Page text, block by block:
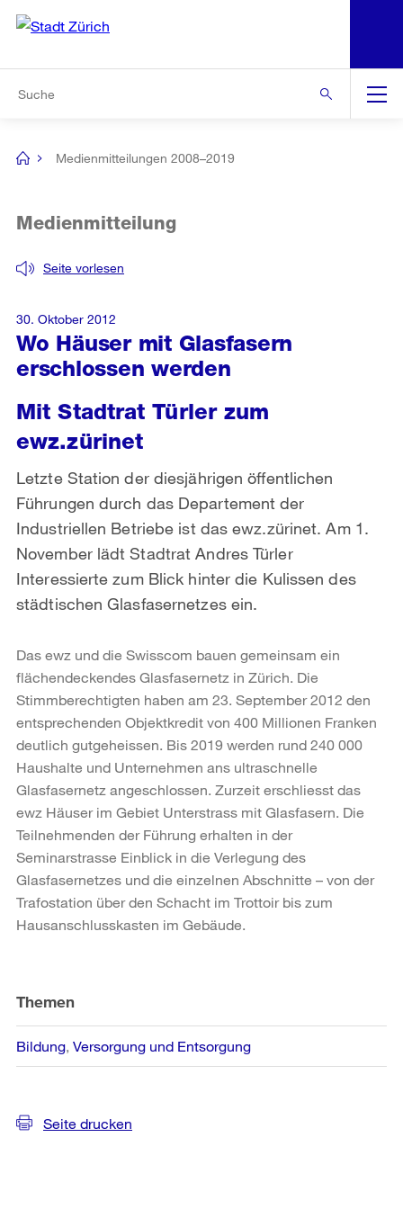
Navigation
[no
Medienmitteilungen 2008–2019
Wo Häuser mit Glasfasern
erschlossen werden
Seite vorlesen
Medienmitteilung
Mit Stadtrat Türler zum
ewz.zürinet
Letzte Station der diesjährigen öffentlichen
Führungen durch das Departement der
Industriellen Betriebe ist das ewz.zürinet. Am 1.
November lädt Stadtrat Andres Türler
Interessierte zum Blick hinter die Kulissen des
städtischen Glasfasernetzes ein.
30. Oktober 2012
Das ewz und die Swisscom bauen gemeinsam ein
flächendeckendes Glasfasernetz in Zürich. Die
Stimmberechtigten haben am 23. September 2012 den
entsprechenden Objektkredit von 400 Millionen Franken
deutlich gutgeheissen. Bis 2019 werden rund 240 000
Haushalte und Unternehmen ans ultraschnelle
Glasfasernetz angeschlossen. Zurzeit erschliesst das
ewz Häuser im Gebiet Unterstrass mit Glasfasern. Die
Teilnehmenden der Führung erhalten in der
Seminarstrasse Einblick in die Verlegung des
Glasfasernetzes und die einzelnen Abschnitte – von der
Trafostation über den Schacht im Trottoir bis zum
Hausanschlusskasten im Gebäude.
Informationen
Themen
Bildung Versorgung und Entsorgung
Seite drucken